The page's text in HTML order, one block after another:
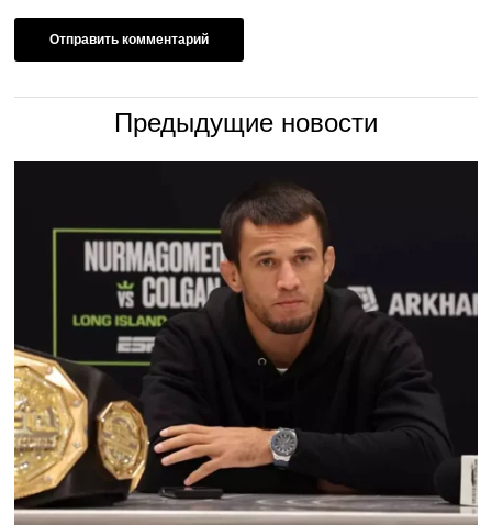
Предыдущие новости